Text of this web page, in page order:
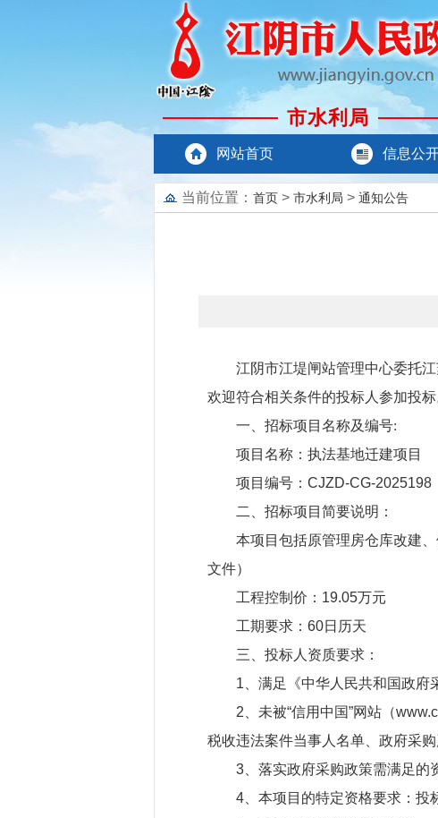
市水利局
网站首页 信息公
当前位置： 首页 > 市水利局 > 通知公告
江阴市江堤闸站管理中心委托
欢迎符合相关条件的投标人参加投标
一、招标项目名称及编号:
项目名称：执法基地迁建项目
项目编号：CJZD-CG-2025198
二、招标项目简要说明：
本项目包括原管理房仓库改建
文件）
工程控制价：19.05万元
工期要求：60日历天
三、投标人资质要求：
1、满足《中华人民共和国政府
2、未被“信用中国”网站（
税收违法案件当事人名单、政府采
3、落实政府采购政策需满足的
4、本项目的特定资格要求：投